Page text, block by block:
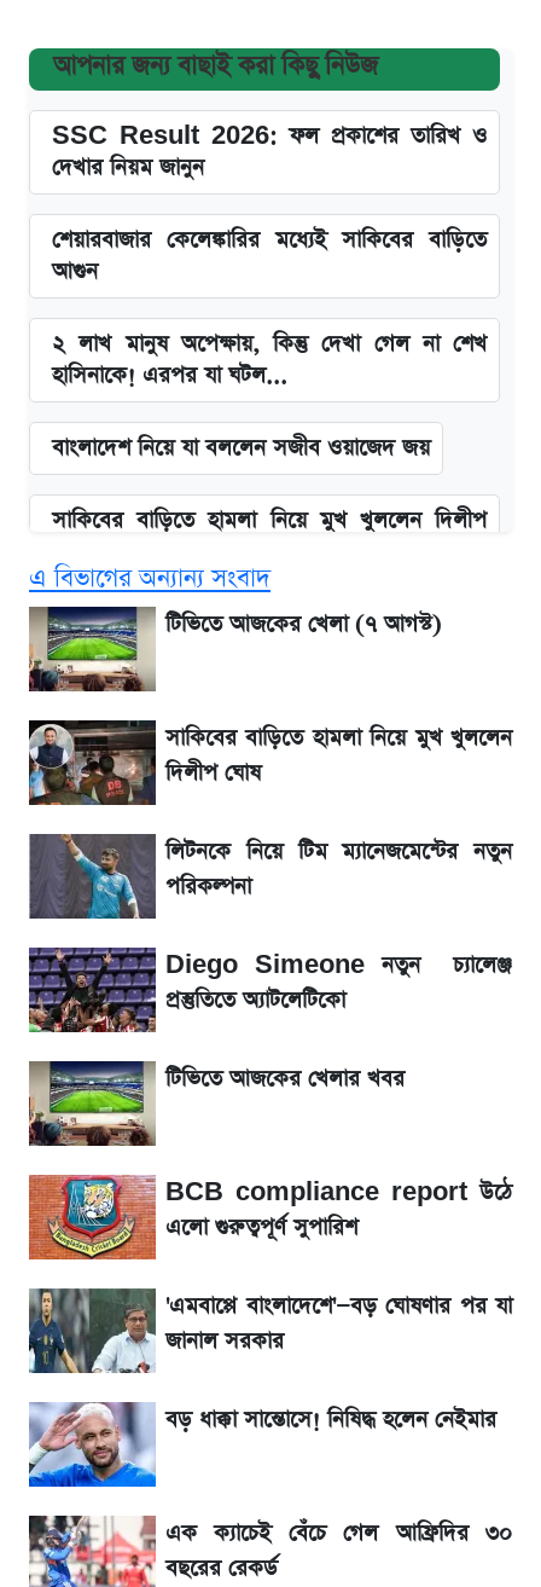
আপনার জন্য বাছাই করা কিছু নিউজ
SSC Result 2026: ফল প্রকাশের তারিখ ও
দেখার নিয়ম জানুন
শেয়ারবাজার কেলেঙ্কারির মধ্যেই সাকিবের বাড়িতে
আগুন
২ লাখ মানুষ অপেক্ষায়, কিন্তু দেখা গেল না শেখ
হাসিনাকে! এরপর যা ঘটল...
বাংলাদেশ নিয়ে যা বললেন সজীব ওয়াজেদ জয়
সাকিবের বাড়িতে হামলা নিয়ে মুখ খুললেন দিলীপ
এস আলমের দখলে থাকা ব্যাংক নিয়ে এলো নতুন
সিদ্ধান্ত
লিটনকে নিয়ে টিম ম্যানেজমেন্টের নতুন পরিকল্পনা
আগামী ৪ দিনের আবহাওয়া নিয়ে বড় সতর্কবার্তা
আগামীকালই স্পষ্ট হবে এসএসসি ফল প্রকাশের
তারিখ
৬ আগস্ট দেশের বাজারে স্বর্ণের দাম
ফারহানা
লাফিয়ে বাড়ল স্বর্ণের দাম, এক মাসের মধ্যে সর্বোচ্চ
রেকর্ড
শেয়ার বিজকে লিগ্যাল নোটিশ পাঠাল রবি, শুরু নতুন
বিতর্ক
রবির বড় সাফল্য! আয় কম বাড়লেও রেকর্ড মুনাফা ও
সৌদিতে বাংলাদেশিদের আকামা নবায়নে বদলে গেল
নিয়ম
এ বিভাগের অন্যান্য সংবাদ
টিভিতে আজকের খেলা (৭ আগস্ট)
সাকিবের বাড়িতে হামলা নিয়ে মুখ খুললেন
দিলীপ ঘোষ
লিটনকে নিয়ে টিম ম্যানেজমেন্টের নতুন
পরিকল্পনা
Diego Simeone নতুন চ্যালেঞ্জ
প্রস্তুতিতে অ্যাটলেটিকো
টিভিতে আজকের খেলার খবর
BCB compliance report উঠে
এলো গুরুত্বপূর্ণ সুপারিশ
'এমবাপ্পে বাংলাদেশে'—বড় ঘোষণার পর যা
জানাল সরকার
বড় ধাক্কা সান্তোসে! নিষিদ্ধ হলেন নেইমার
এক ক্যাচেই বেঁচে গেল আফ্রিদির ৩০
বছরের রেকর্ড